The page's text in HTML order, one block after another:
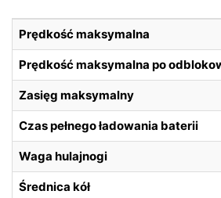
Prędkość maksymalna
Prędkość maksymalna po
Zasięg maksymalny
Czas pełnego ładowania baterii
Waga hulajnogi
Średnica kół